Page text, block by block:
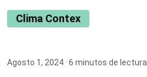
Clima Contex
Agosto 1, 2024 · 6 minutos de lectura